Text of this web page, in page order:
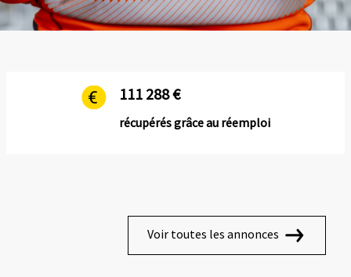
111 288 €
récupérés grâce au réemploi
Voir toutes les annonces